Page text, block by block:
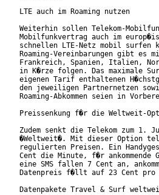
LTE auch im Roaming nutzen
Weiterhin sollen Telekom-
Mobilfunkvertrag auch im
schnellen LTE-Netz mobil surfen
Roaming-Vereinbarungen gibt
Frankreich, Spanien, Italien,
in K�rze folgen. Das maximale
eigenen Tarif enthaltenen
den jeweiligen Partnernetzen
Roaming-Abkommen seien in
Preissenkung f�r die Weltweit-
Zudem senkt die Telekom zum
�Weltweit�. Mit dieser Option
regulierten Preisen. Ein
Cent die Minute, f�r ankommende
eine SMS fallen 7 Cent an,
Datenpreis f�llt auf 23 Cent pro
Datenpakete Travel & Surf